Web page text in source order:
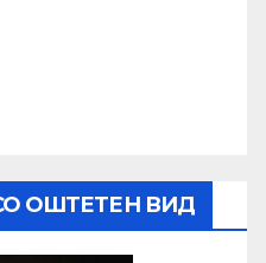
ОШТЕТЕН ВИД